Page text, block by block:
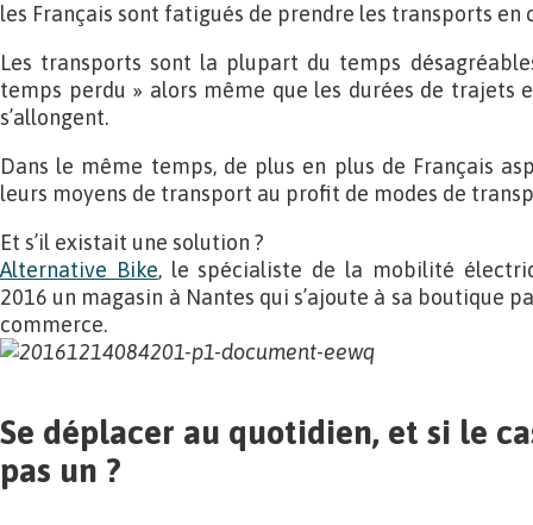
les Français sont fatigués de prendre les transports en
Les transports sont la plupart du temps
temps perdu » alors même que les durées de
s’allongent.
Dans le même temps, de plus en plus de Français
leurs moyens de transport au profit de modes de
Et s’il existait une solution ?
Alternative Bike, le spécialiste de la mobilité
2016 un magasin à Nantes qui s’ajoute à sa boutique
commerce.
Se déplacer au quotidien, et si le
pas un ?